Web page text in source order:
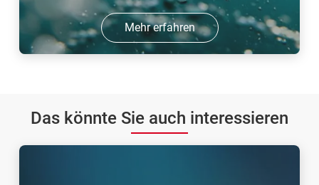
Mehr erfahren
Das könnte Sie auch interessieren